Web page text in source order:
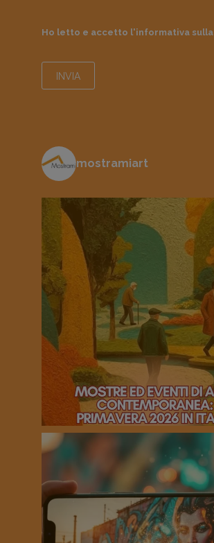
Ho letto e accetto l'informativa sulla
mostramiart